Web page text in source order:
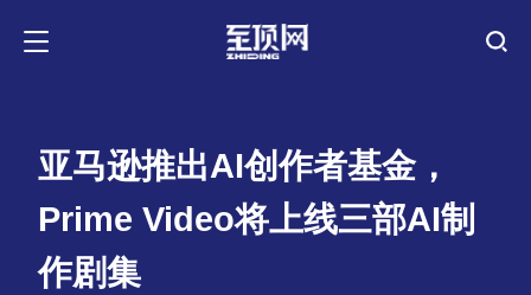
亚马逊推出AI创作者基金，
Prime Video将上线三部AI制
作剧集